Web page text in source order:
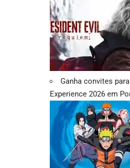
Ganha convites
Experience 2026 em